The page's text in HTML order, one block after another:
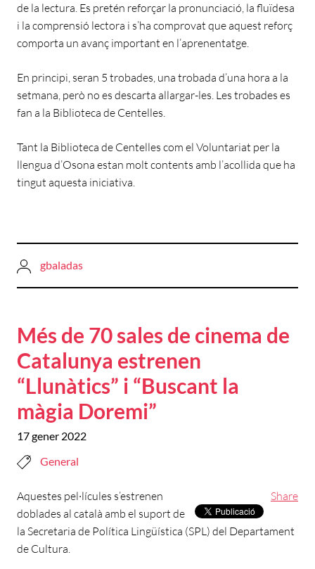
de la lectura. Es pretén reforçar la pronunciació, la fluïdesa
i la comprensió lectora i s’ha comprovat que aquest reforç
comporta un avanç important en l’aprenentatge.
En principi, seran 5 trobades, una trobada d’una hora a la
setmana, però no es descarta allargar-les. Les trobades es
fan a la Biblioteca de Centelles.
Tant la Biblioteca de Centelles com el Voluntariat per la
llengua d’Osona estan molt contents amb l’acollida que ha
tingut aquesta iniciativa.
gbaladas
Més de 70 sales de cinema de
Catalunya estrenen
“Llunàtics” i “Buscant la
màgia Doremi”
17 gener 2022
General
Share
Aquestes pel·lícules s’estrenen
doblades al català amb el suport de
la Secretaria de Política Lingüística (SPL) del Departament
de Cultura.